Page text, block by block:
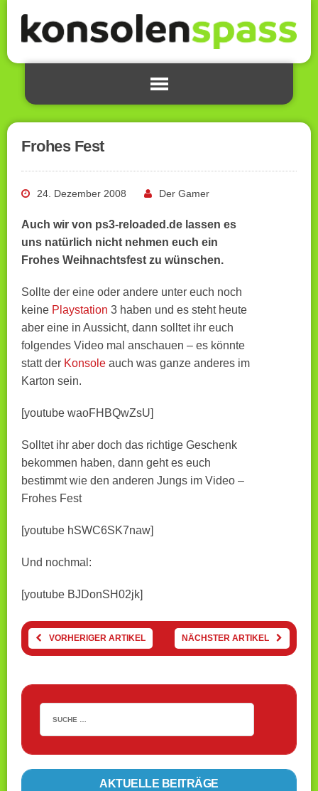
Frohes Fest
24. Dezember 2008 Der Gamer
Auch wir von ps3-reloaded.de lassen es
uns natürlich nicht nehmen euch ein
Frohes Weihnachtsfest zu wünschen.
Sollte der eine oder andere unter euch noch
keine Playstation 3 haben und es steht heute
aber eine in Aussicht, dann solltet ihr euch
folgendes Video mal anschauen – es könnte
statt der Konsole auch was ganze anderes im
Karton sein.
[youtube waoFHBQwZsU]
Solltet ihr aber doch das richtige Geschenk
bekommen haben, dann geht es euch
bestimmt wie den anderen Jungs im Video –
Frohes Fest
[youtube hSWC6SK7naw]
Und nochmal:
[youtube BJDonSH02jk]
VORHERIGER ARTIKEL NÄCHSTER ARTIKEL
AKTUELLE BEITRÄGE